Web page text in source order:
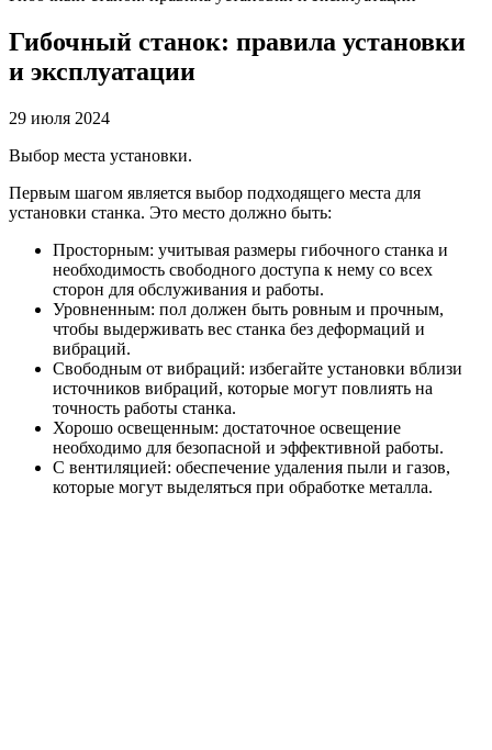
Гибочный станок: правила установки
и эксплуатации
29 июля 2024
Выбор места установки.
Первым шагом является выбор подходящего места для
установки станка. Это место должно быть:
Просторным: учитывая размеры гибочного станка и
необходимость свободного доступа к нему со всех
сторон для обслуживания и работы.
Уровненным: пол должен быть ровным и прочным,
чтобы выдерживать вес станка без деформаций и
вибраций.
Свободным от вибраций: избегайте установки вблизи
источников вибраций, которые могут повлиять на
точность работы станка.
Хорошо освещенным: достаточное освещение
необходимо для безопасной и эффективной работы.
С вентиляцией: обеспечение удаления пыли и газов,
которые могут выделяться при обработке металла.